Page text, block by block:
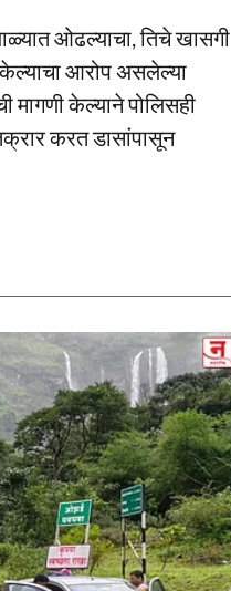
ओढल्याचा, तिचे खासगी
आरोप असलेल्या
मागणी केल्याने पोलिसही
करत डासांपासून